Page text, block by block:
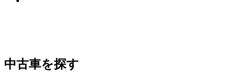
中古車を探す